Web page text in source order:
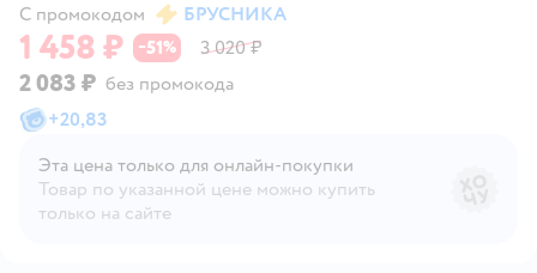
С промокодом
БРУСНИКА
1 458 ₽ −51% 3 020 ₽
2 083 ₽ без промокода
+20,83
Эта цена только для онлайн‑покупки
Товар по указанной цене можно купить
только на сайте